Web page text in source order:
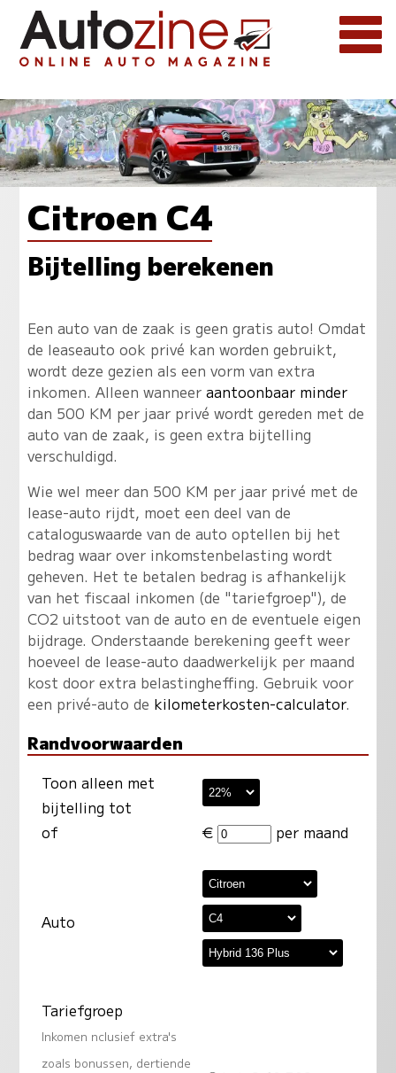
Citroen C4
Bijtelling berekenen
Een auto van de zaak is geen gratis auto! Omdat
de leaseauto ook privé kan worden gebruikt,
wordt deze gezien als een vorm van extra
inkomen. Alleen wanneer aantoonbaar minder
dan 500 KM per jaar privé wordt gereden met de
auto van de zaak, is geen extra bijtelling
verschuldigd.
Wie wel meer dan 500 KM per jaar privé met de
lease-auto rijdt, moet een deel van de
cataloguswaarde van de auto optellen bij het
bedrag waar over inkomstenbelasting wordt
geheven. Het te betalen bedrag is afhankelijk
van het fiscaal inkomen (de "tariefgroep"), de
CO2 uitstoot van de auto en de eventuele eigen
bijdrage. Onderstaande berekening geeft weer
hoeveel de lease-auto daadwerkelijk per maand
kost door extra belastingheffing. Gebruik voor
een privé-auto de kilometerkosten-calculator.
Randvoorwaarden
Toon alleen met
bijtelling tot
of
€ per maand
Auto
Tariefgroep
Inkomen nclusief extra's
zoals bonussen, dertiende